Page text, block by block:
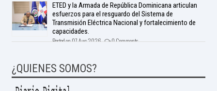
ETED y la Armada de República Dominicana articulan
esfuerzos para el resguardo del Sistema de
Transmisión Eléctrica Nacional y fortalecimiento de
capacidades.
Posted on 07 Aug 2026 - 0 Comments
¿QUIENES SOMOS?